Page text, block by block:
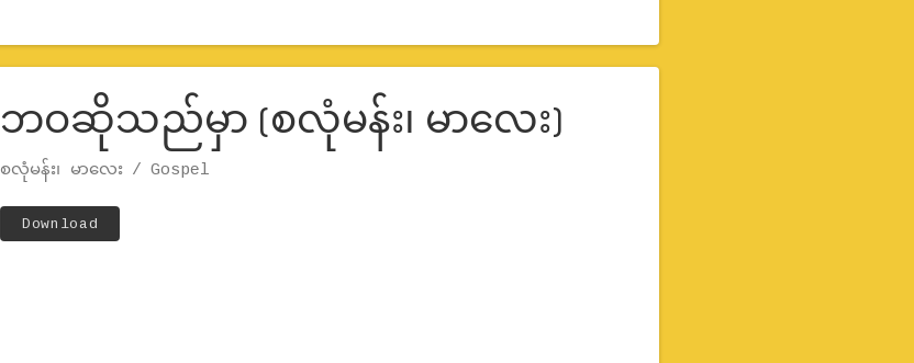
ဘဝဆိုသည်မှာ (စလုံမန်း၊ မာလေး)
Record Details
Artist
စလုံမန်း၊ မာလေး
Genre Gospel
Track Links
Download